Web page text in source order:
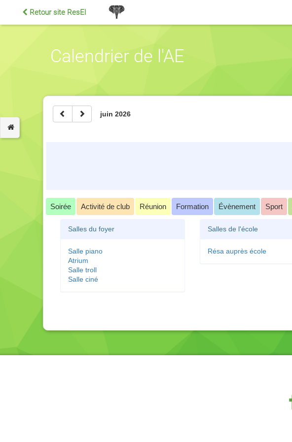
Retour site ResEl
Calendrier de l'AE
juin 2026
Soirée Activité de club Réunion Formation Évènement Sport
Salles du foyer
Salle piano
Atrium
Salle troll
Salle ciné
Salles de l'école
Résa auprès école